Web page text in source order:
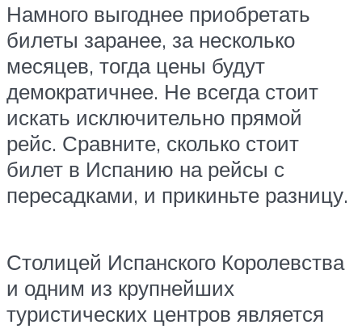
Намного выгоднее приобретать
билеты заранее, за несколько
месяцев, тогда цены будут
демократичнее. Не всегда стоит
искать исключительно прямой
рейс. Сравните, сколько стоит
билет в Испанию на рейсы с
пересадками, и прикиньте разницу.
Столицей Испанского Королевства
и одним из крупнейших
туристических центров является